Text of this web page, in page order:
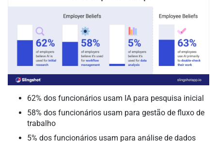
62% dos funcionários usam IA para pesquisa inicial
58% dos funcionários usam para gestão de fluxo de
trabalho
5% dos funcionários usam para análise de dados